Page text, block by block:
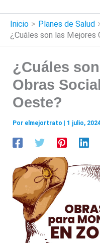
Inicio
Planes de Salud
¿Cuáles son las Mejores
¿Cuáles
Obras
Oeste?
Por elmejortrato 1 julio,